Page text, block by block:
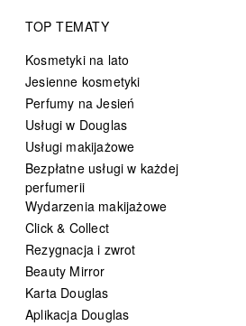
TOP TEMATY
Kosmetyki na lato
Jesienne kosmetyki
Perfumy na Jesień
Usługi w Douglas
Usługi makijażowe
Bezpłatne usługi w każdej
perfumerii
Wydarzenia makijażowe
Click & Collect
Rezygnacja i zwrot
Beauty Mirror
Karta Douglas
Aplikacja Douglas